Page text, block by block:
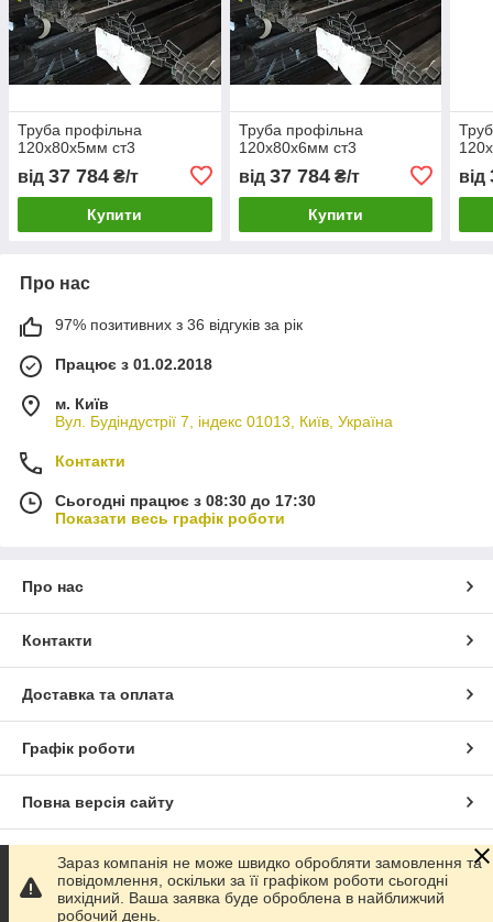
Труба профільна
120х80х5мм ст3
від 37 784 ₴/т
Купити
Труба профільна
120х80х6мм ст3
від 37 784₴/т
Купити
від
Про нас
97% позитивних з 36 відгуків за рік
Працює з 01.02.2018
м. Київ
Вул. Будіндустрії 7, індекс 01013, Київ, Україна
Контакти
Сьогодні працює з 08:30 до 17:30
Показати весь графік роботи
Про нас
Контакти
Доставка та оплата
Графік роботи
Повна версія сайту
Сайт створено на маркетплейсі Prom.ua
Політика конфіденційності
Зараз компанія не може швидко обробляти замовлення та
повідомлення, оскільки за її графіком роботи сьогодні
вихідний. Ваша заявка буде оброблена в найближчий
робочий день.